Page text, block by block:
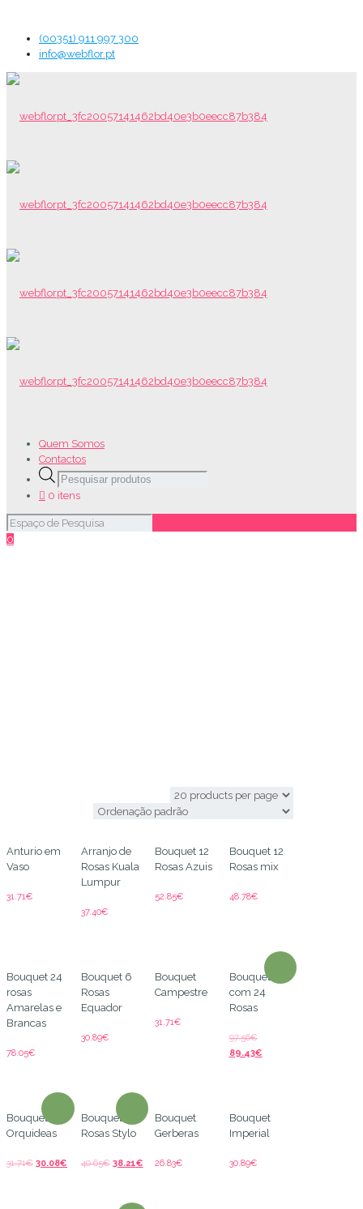
(00351) 911 997 300
info@webflor.pt
Quem Somos
Contactos
Products
search
0 itens
0
Anturio em
Vaso
31.71€
Arranjo de
Rosas Kuala
Lumpur
37.40€
Bouquet 12
Rosas Azuis
52.85€
Bouquet 12
Rosas mix
48.78€
Bouquet 24
rosas
Amarelas e
Brancas
78.05€
Bouquet 6
Rosas
Equador
30.89€
Bouquet
Campestre
31.71€
Bouquet
com 24
Rosas
97.56€
89.43€
Bouquet de
Orquideas
31.71€ 30.08€
Bouquet de
Rosas Stylo
40.65€ 38.21€
Bouquet
Gerberas
26.83€
Bouquet
Imperial
30.89€